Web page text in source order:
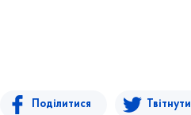
Поділитися Твітнути